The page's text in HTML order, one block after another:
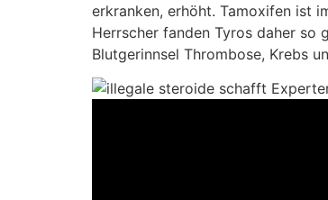
erkranken, erhöht. Tamoxifen ist
Herrscher fanden Tyros daher so
Blutgerinnsel Thrombose, Krebs